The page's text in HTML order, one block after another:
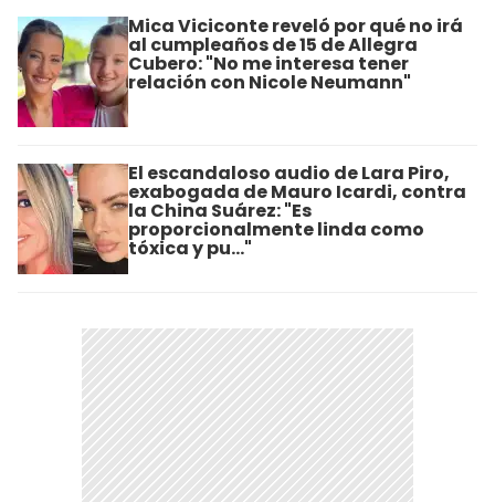
Mica Viciconte reveló por qué no irá
al cumpleaños de 15 de Allegra
Cubero: "No me interesa tener
relación con Nicole Neumann"
El escandaloso audio de Lara Piro,
exabogada de Mauro Icardi, contra
la China Suárez: "Es
proporcionalmente linda como
tóxica y pu..."